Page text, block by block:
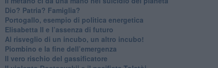
​Dio? Patria? Famiglia?
Portogallo, esempio di politica energetica
​Elisabetta II e l’assenza di futuro
Al risveglio di un incubo, un altro incubo!
​Piombino e la fine dell’emergenza
​Il vero rischio del gassificatore